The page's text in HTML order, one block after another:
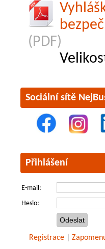
(PDF)
Sociální sítě
Přihlášení
E-mail:
Heslo:
Registrace